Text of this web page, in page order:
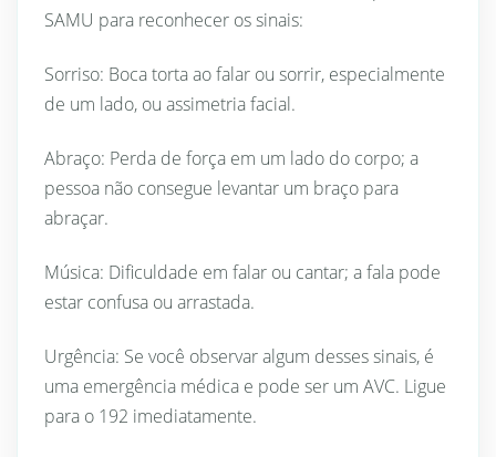
SAMU para reconhecer os sinais:
Sorriso: Boca torta ao falar ou sorrir, especialmente
de um lado, ou assimetria facial.
Abraço: Perda de força em um lado do corpo; a
pessoa não consegue levantar um braço para
abraçar.
Música: Dificuldade em falar ou cantar; a fala pode
estar confusa ou arrastada.
Urgência: Se você observar algum desses sinais, é
uma emergência médica e pode ser um AVC. Ligue
para o 192 imediatamente.